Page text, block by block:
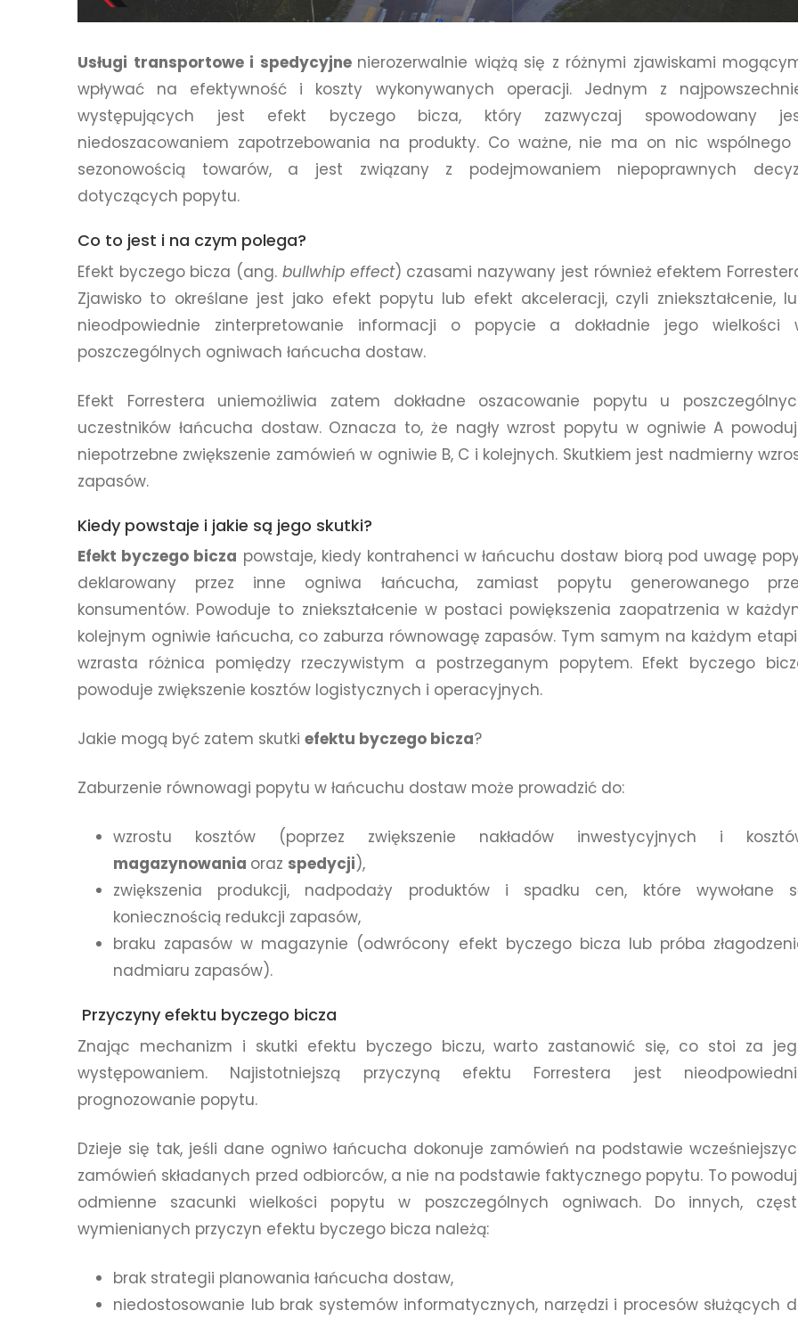
Usługi transportowe i spedycyjne nierozerwalnie wiążą się z różnymi zjawiskami
wpływać na efektywność i koszty wykonywanych operacji. Jednym z
występujących jest efekt byczego bicza, który zazwyczaj spowodowany
niedoszacowaniem zapotrzebowania na produkty. Co ważne, nie ma on nic wspólnego
sezonowością towarów, a jest związany z podejmowaniem niepoprawnych
dotyczących popytu.
Co to jest i na czym polega?
Efekt byczego bicza (ang. bullwhip effect) czasami nazywany jest również efektem
Zjawisko to określane jest jako efekt popytu lub efekt akceleracji, czyli zniekształcenie,
nieodpowiednie zinterpretowanie informacji o popycie a dokładnie jego wielkości
poszczególnych ogniwach łańcucha dostaw.
Efekt Forrestera uniemożliwia zatem dokładne oszacowanie popytu u
uczestników łańcucha dostaw. Oznacza to, że nagły wzrost popytu w ogniwie A
niepotrzebne zwiększenie zamówień w ogniwie B, C i kolejnych. Skutkiem jest nadmierny
zapasów.
Kiedy powstaje i jakie są jego skutki?
Efekt byczego bicza powstaje, kiedy kontrahenci w łańcuchu dostaw biorą pod uwagę
deklarowany przez inne ogniwa łańcucha, zamiast popytu generowanego
konsumentów. Powoduje to zniekształcenie w postaci powiększenia zaopatrzenia w
kolejnym ogniwie łańcucha, co zaburza równowagę zapasów. Tym samym na każdym
wzrasta różnica pomiędzy rzeczywistym a postrzeganym popytem. Efekt byczego
powoduje zwiększenie kosztów logistycznych i operacyjnych.
Jakie mogą być zatem skutki efektu byczego bicza?
Zaburzenie równowagi popytu w łańcuchu dostaw może prowadzić do:
wzrostu kosztów (poprzez zwiększenie nakładów inwestycyjnych i
magazynowania oraz spedycji),
zwiększenia produkcji, nadpodaży produktów i spadku cen, które wywołane
koniecznością redukcji zapasów,
braku zapasów w magazynie (odwrócony efekt byczego bicza lub próba
nadmiaru zapasów).
Przyczyny efektu byczego bicza
Znając mechanizm i skutki efektu byczego biczu, warto zastanowić się, co stoi za
występowaniem. Najistotniejszą przyczyną efektu Forrestera jest
prognozowanie popytu.
Dzieje się tak, jeśli dane ogniwo łańcucha dokonuje zamówień na podstawie
zamówień składanych przed odbiorców, a nie na podstawie faktycznego popytu. To
odmienne szacunki wielkości popytu w poszczególnych ogniwach. Do innych,
wymienianych przyczyn efektu byczego bicza należą:
brak strategii planowania łańcucha dostaw,
niedostosowanie lub brak systemów informatycznych, narzędzi i procesów służących